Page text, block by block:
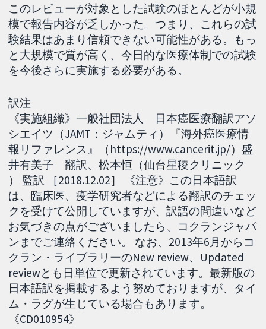
このレビューが対象とした試験のほとんどが小規
模で報告内容が乏しかった。つまり、これらの試
験結果はあまり信頼できない可能性がある。もっ
と大規模で質が高く、今日的な医療体制での試験
を今後さらに実施する必要がある。
訳注
《実施組織》一般社団法人 日本癌医療翻訳アソ
シエイツ（JAMT：ジャムティ）『海外癌医療情
報リファレンス』（https://www.cancerit.jp/）盛
井有美子 翻訳、松本恒（仙台星稜クリニック
） 監訳 ［2018.12.02］ 《注意》この日本語訳
は、臨床医、疫学研究者などによる翻訳のチェッ
クを受けて公開していますが、訳語の間違いなど
お気づきの点がございましたら、コクランジャパ
ンまでご連絡ください。 なお、2013年6月からコ
クラン・ライブラリーのNew review、Updated
reviewとも日単位で更新されています。最新版の
日本語訳を掲載するよう努めておりますが、タイ
ム・ラグが生じている場合もあります。
《CD010954》